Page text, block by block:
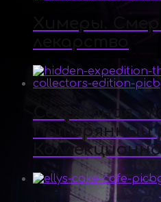
Секретная
Потерянный